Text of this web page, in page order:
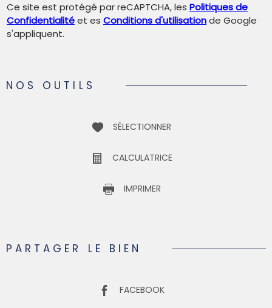
Ce site est protégé par reCAPTCHA, les Politiques de
Confidentialitéet es Conditions d'utilisationde Google
s'appliquent.
NOS OUTILS
SÉLECTIONNER
CALCULATRICE
IMPRIMER
PARTAGER LE BIEN
FACEBOOK